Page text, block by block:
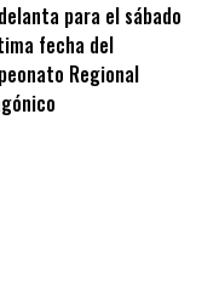
para el sábado
fecha del
Regional